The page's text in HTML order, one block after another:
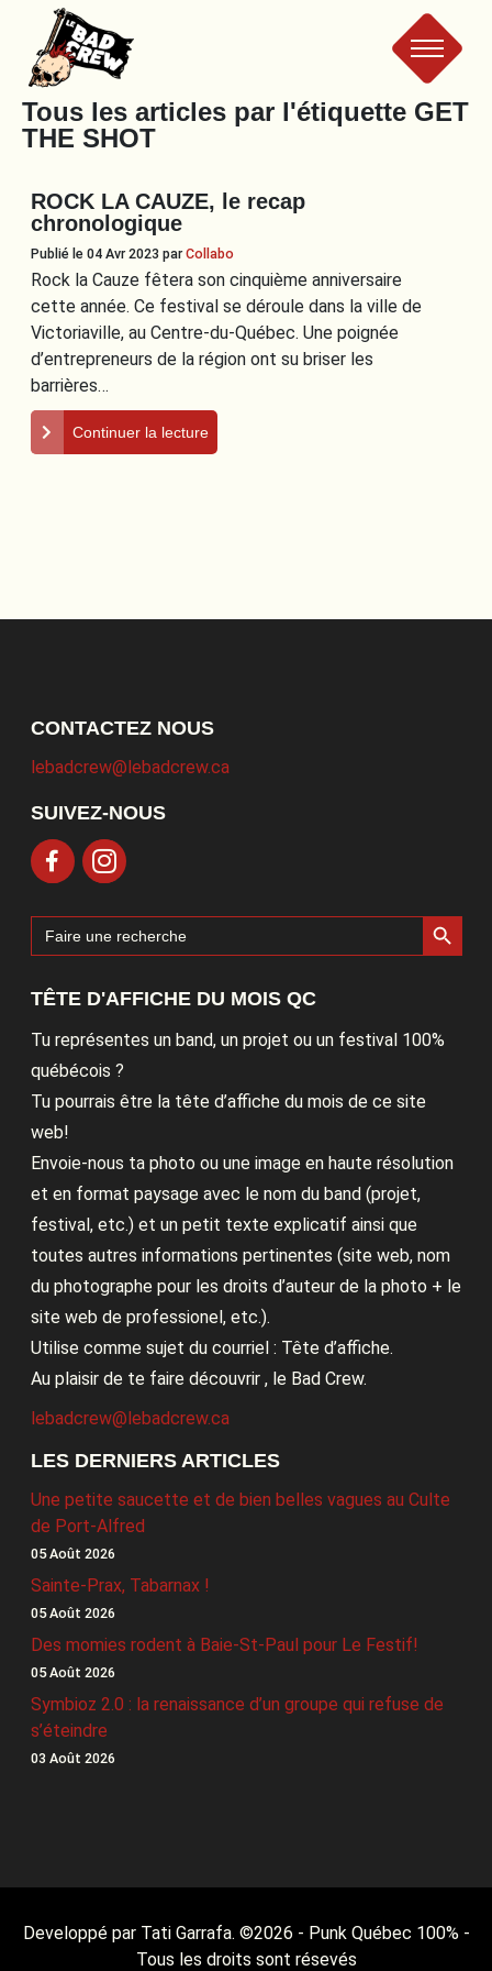
Le
Bad
Crew
Tous les articles par l'étiquette GET
THE SHOT
ROCK LA CAUZE, le recap
chronologique
Publié le 04 Avr 2023 parCollabo
Rock la Cauze fêtera son cinquième anniversaire
cette année. Ce festival se déroule dans la ville de
Victoriaville, au Centre-du-Québec. Une poignée
d’entrepreneurs de la région ont su briser les
barrières…
Continuer la lecture
CONTACTEZ NOUS
lebadcrew@lebadcrew.ca
SUIVEZ-NOUS
Search
for:
Search Button
TÊTE D'AFFICHE DU MOIS QC
Tu représentes un band, un projet ou un festival 100%
québécois ?
Tu pourrais être la tête d’affiche du mois de ce site
web!
Envoie-nous ta photo ou une image en haute résolution
et en format paysage avec le nom du band (projet,
festival, etc.) et un petit texte explicatif ainsi que
toutes autres informations pertinentes (site web, nom
du photographe pour les droits d’auteur de la photo + le
site web de professionel, etc.).
Utilise comme sujet du courriel : Tête d’affiche.
Au plaisir de te faire découvrir , le Bad Crew.
lebadcrew@lebadcrew.ca
LES DERNIERS ARTICLES
Une petite saucette et de bien belles vagues au Culte
de Port-Alfred
05 Août 2026
Sainte-Prax, Tabarnax !
05 Août 2026
Des momies rodent à Baie-St-Paul pour Le Festif!
05 Août 2026
Symbioz 2.0 : la renaissance d’un groupe qui refuse de
s’éteindre
03 Août 2026
Developpé par Tati Garrafa. ©2026 - Punk Québec 100% -
Tous les droits sont résevés